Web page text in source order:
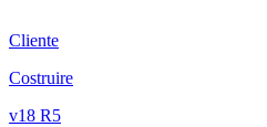
Cliente
Costruire
v18 R5